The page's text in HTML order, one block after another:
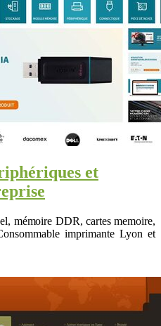
et
mémoire DDR, cartes memoire,
imprimante Lyon et